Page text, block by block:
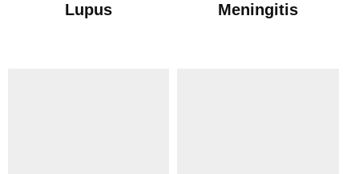
Lupus Meningitis